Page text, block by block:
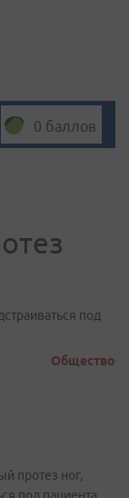
0 баллов
под
Общество
протез ног,